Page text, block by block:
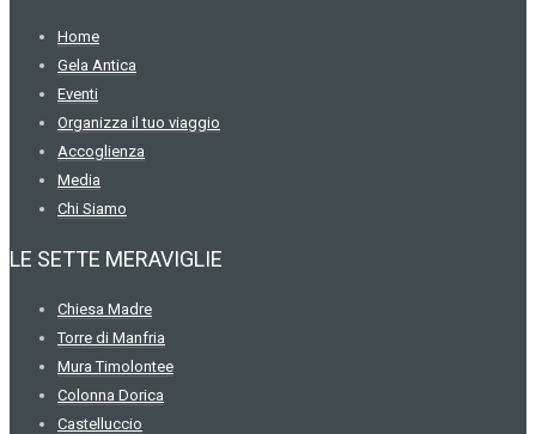
Home
Gela Antica
Eventi
Organizza il tuo viaggio
Accoglienza
Media
Chi Siamo
LE SETTE MERAVIGLIE
Chiesa Madre
Torre di Manfria
Mura Timolontee
Colonna Dorica
Castelluccio